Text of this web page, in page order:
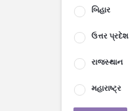
બિહાર
ઉત્તર પ્રદેશ
રાજસ્થાન
મહારાષ્ટ્ર